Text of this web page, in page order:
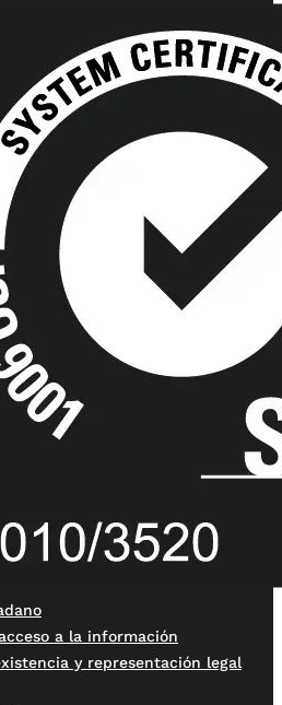
a la información
y representación legal